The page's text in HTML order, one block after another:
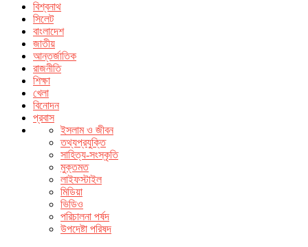
বিশ্বনাথ
সিলেট
বাংলাদেশ
জাতীয়
আন্তর্জাতিক
রাজনীতি
শিক্ষা
খেলা
বিনোদন
প্রবাস
ইসলাম ও জীবন
তথ্যপ্রযুক্তি
সাহিত্য-সংস্কৃতি
মুক্তমত
লাইফস্টাইল
মিডিয়া
ভিডিও
পরিচালনা পর্ষদ
উপদেষ্টা পরিষদ